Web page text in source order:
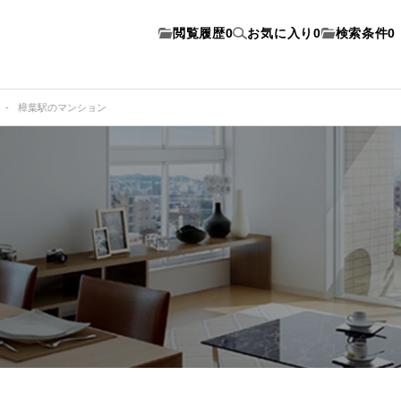
閲覧履歴0 お気に入り 0 検索条件0
樟葉駅のマンション